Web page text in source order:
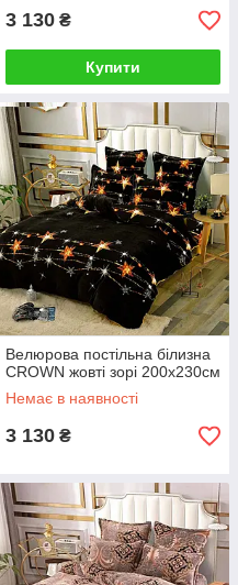
3 130 ₴
Купити
Велюрова постільна білизна
CROWN жовті зорі 200х230см
Немає в наявності
3 130 ₴